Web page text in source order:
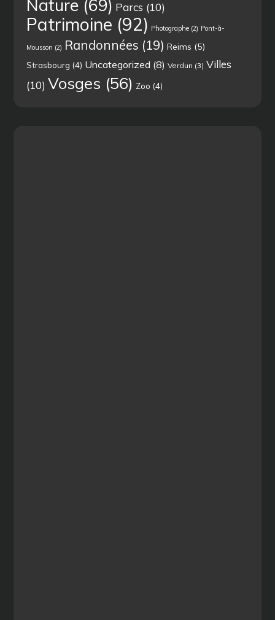
Nature (69) Parcs (10)
Patrimoine (92) Photographe (2) Pont-à-
Mousson (2) Randonnées (19) Reims (5)
Strasbourg (4) Uncategorized (8) Verdun (3) Villes
(10) Vosges (56) Zoo (4)